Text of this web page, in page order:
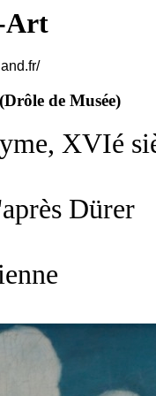
Art
Drôle de Musée)
XVIé
Dürer